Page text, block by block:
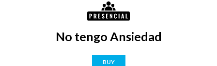
No tengo Ansiedad
BUY